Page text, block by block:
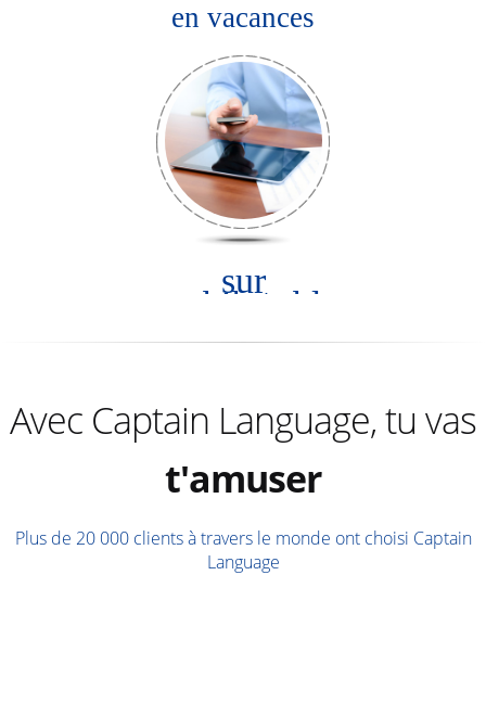
en vacances
sur
mobile/tablette
Avec Captain Language, tu vas
progresser
t'amuser
réviser
Plus de 20 000 clients à travers le monde ont choisi Captain
Language